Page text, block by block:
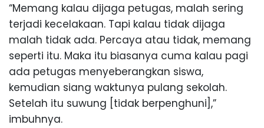
“Memang kalau dijaga petugas, malah sering
terjadi kecelakaan. Tapi kalau tidak dijaga
malah tidak ada. Percaya atau tidak, memang
seperti itu. Maka itu biasanya cuma kalau pagi
ada petugas menyeberangkan siswa,
kemudian siang waktunya pulang sekolah.
Setelah itu suwung [tidak berpenghuni],”
imbuhnya.